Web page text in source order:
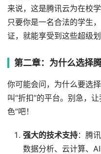
来说，这是腾讯云为在校
只要你是一名合法的学生
证，就能享受到这些超级划
第二章：为什么选择腾
你可能会问，为什么要选
叫“折扣”的平台。别急，
色”吧！
强大的技术支持：腾
数据分析、云计算、